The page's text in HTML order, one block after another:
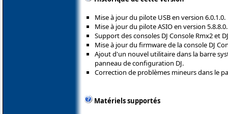
Mise à jour du pilote USB en version 6.0.1.0.
Mise à jour du pilote ASIO en version 5.8.8.0.
Support des consoles DJ Console Rmx2 et
Mise à jour du firmware de la console DJ
Ajout d'un nouvel utilitaire dans la barre
panneau de configuration DJ.
Correction de problèmes mineurs dans le
Matériels supportés